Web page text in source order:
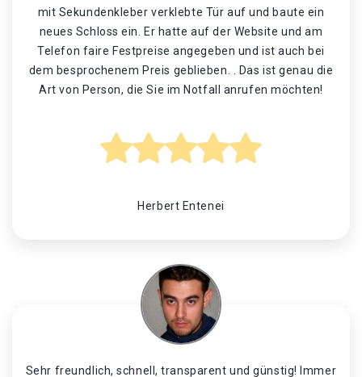
mit Sekundenkleber verklebte Tür auf und baute ein
neues Schloss ein. Er hatte auf der Website und am
Telefon faire Festpreise angegeben und ist auch bei
dem besprochenem Preis geblieben. . Das ist genau die
Art von Person, die Sie im Notfall anrufen möchten!
Herbert Entenei
Sehr freundlich, schnell, transparent und günstig! Immer